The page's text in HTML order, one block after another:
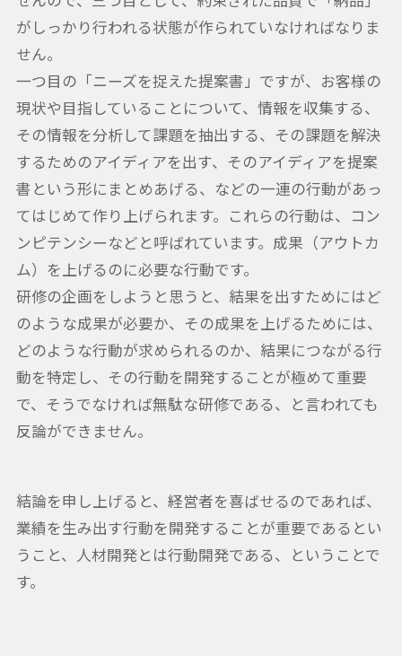
がしっかり行われる状態が作られていなければなりま
せん。
一つ目の「ニーズを捉えた提案書」ですが、お客様の
現状や目指していることについて、情報を収集する、
その情報を分析して課題を抽出する、その課題を解決
するためのアイディアを出す、そのアイディアを提案
書という形にまとめあげる、などの一連の行動があっ
てはじめて作り上げられます。これらの行動は、コン
ンピテンシーなどと呼ばれています。成果（アウトカ
ム）を上げるのに必要な行動です。
研修の企画をしようと思うと、結果を出すためにはど
のような成果が必要か、その成果を上げるためには、
どのような行動が求められるのか、結果につながる行
動を特定し、その行動を開発することが極めて重要
で、そうでなければ無駄な研修である、と言われても
反論ができません。
結論を申し上げると、経営者を喜ばせるのであれば、
業績を生み出す行動を開発することが重要であるとい
うこと、人材開発とは行動開発である、ということで
す。